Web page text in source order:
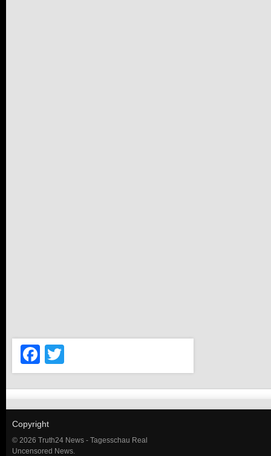
Facebook
Copyright
© 2026 Truth24 News - Tagesschau Real
Uncensored News.